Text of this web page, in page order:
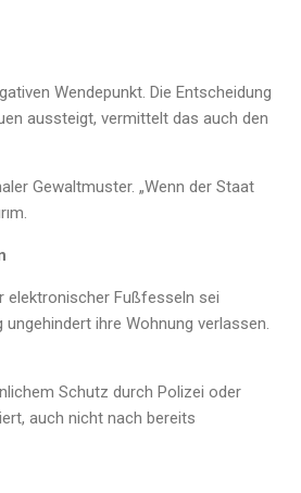
Wendepunkt. Die Entscheidung
aussteigt, vermittelt das auch den
Gewaltmuster. „Wenn der Staat
elektronischer Fußfesseln sei
ihre Wohnung verlassen.
Schutz durch Polizei oder
auch nicht nach bereits